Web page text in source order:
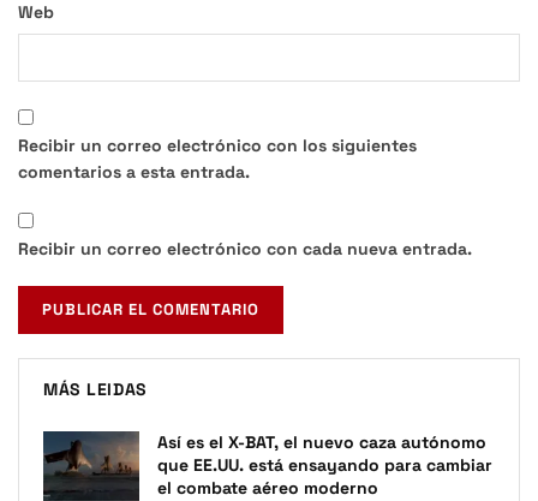
Web
Recibir un correo electrónico con los siguientes
comentarios a esta entrada.
Recibir un correo electrónico con cada nueva entrada.
MÁS LEIDAS
Así es el X-BAT, el nuevo caza autónomo
que EE.UU. está ensayando para cambiar
el combate aéreo moderno